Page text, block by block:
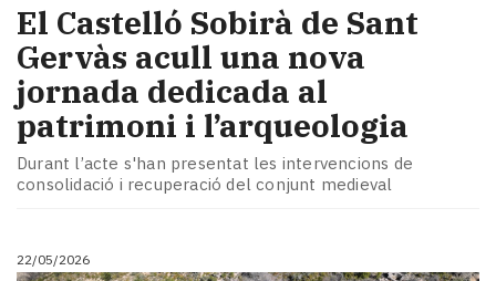
El Castelló Sobirà de Sant
Gervàs acull una nova
jornada dedicada al
patrimoni i l’arqueologia
Durant l’acte s'han presentat les intervencions de
consolidació i recuperació del conjunt medieval
22/05/2026